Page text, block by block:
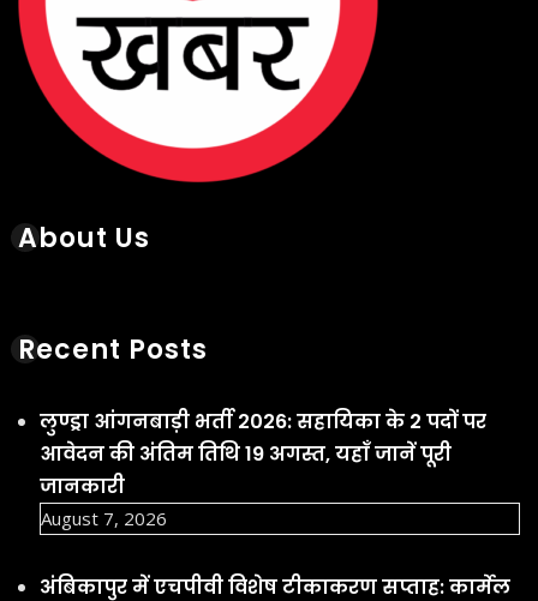
About Us
Recent Posts
लुण्ड्रा आंगनबाड़ी भर्ती 2026: सहायिका के 2 पदों पर
आवेदन की अंतिम तिथि 19 अगस्त, यहाँ जानें पूरी
जानकारी
August 7, 2026
अंबिकापुर में एचपीवी विशेष टीकाकरण सप्ताह: कार्मेल